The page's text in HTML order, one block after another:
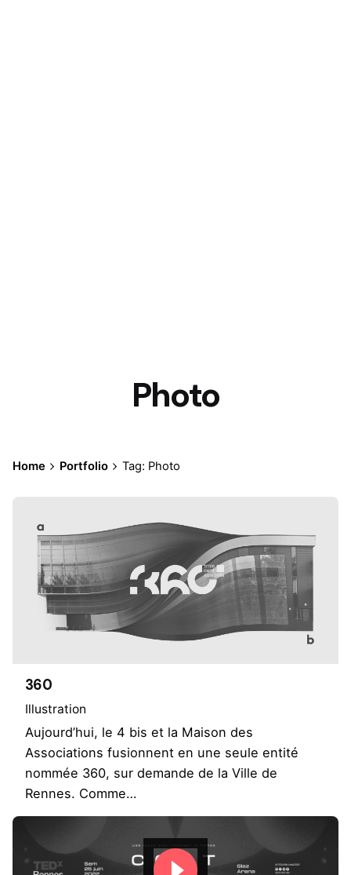
Photo
Home Portfolio Tag: Photo
360
Illustration
Aujourd’hui, le 4 bis et la Maison des
Associations fusionnent en une seule entité
nommée 360, sur demande de la Ville de
Rennes. Comme…